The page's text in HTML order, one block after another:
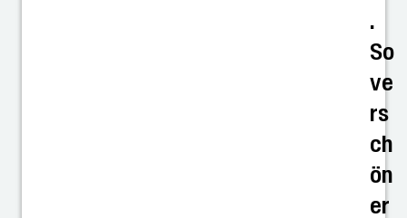
.
So
ve
rs
ch
ön
er